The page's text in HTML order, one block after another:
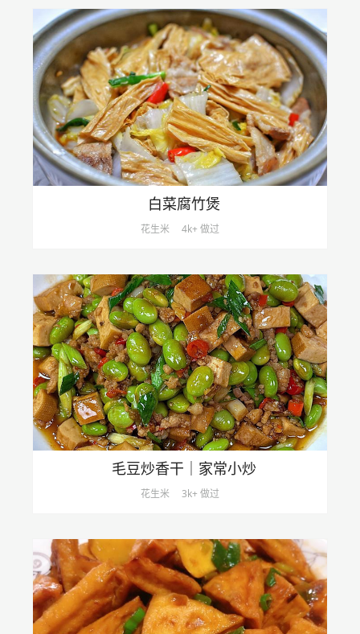
白菜腐竹煲
花生米 4k+ 做过
毛豆炒香干｜家常小炒
花生米 3k+ 做过